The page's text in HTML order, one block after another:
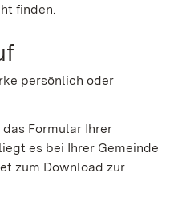
finden.
persönlich oder
Formular Ihrer
es bei Ihrer Gemeinde
zum Download zur